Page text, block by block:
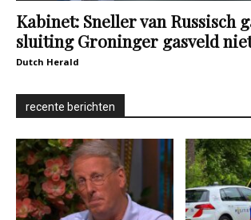
Kabinet: Sneller van Russisch
sluiting Groninger gasveld
Dutch Herald
recente berichten